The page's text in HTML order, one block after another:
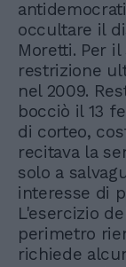
occultare il
Moretti. Per
restrizione
nel 2009.
bocciò il 13
di corteo,
recitava la
solo a
interesse di
L'esercizio
perimetro
richiede